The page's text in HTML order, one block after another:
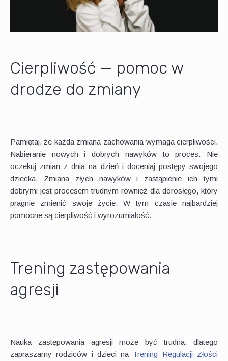
Cierpliwość — pomoc w
drodze do zmiany
Pamiętaj, że każda zmiana zachowania wymaga cierpliwości.
Nabieranie nowych i dobrych nawyków to proces. Nie
oczekuj zmian z dnia na dzień i doceniaj postępy swojego
dziecka. Zmiana złych nawyków i zastąpienie ich tymi
dobrymi jest procesem trudnym również dla dorosłego, który
pragnie zmienić swoje życie. W tym czasie najbardziej
pomocne są cierpliwość i wyrozumiałość.
Trening zastępowania
agresji
Nauka zastępowania agresji może być trudna, dlatego
zapraszamy rodziców i dzieci na Trening Regulacji Złości